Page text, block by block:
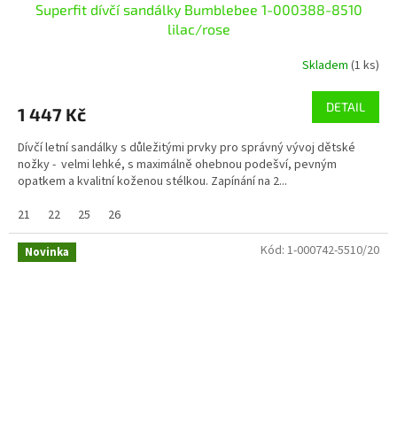
Superfit dívčí sandálky Bumblebee 1-000388-8510
lilac/rose
Skladem (1 ks)
1 447 Kč DETAIL
Dívčí letní sandálky s důležitými prvky pro správný vývoj dětské
nožky - velmi lehké, s maximálně ohebnou podešví, pevným
opatkem a kvalitní koženou stélkou. Zapínání na 2...
21
22 25 26
Novinka Kód: 1-000742-5510/20